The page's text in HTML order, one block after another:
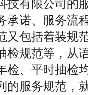
有限公司的
承诺、服务流
又包括着装规
检规范等，从
检、平时抽检
的服务规范，